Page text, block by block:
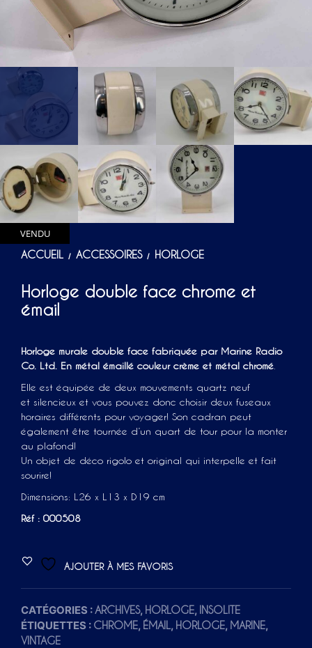
VENDU
ACCUEIL / ACCESSOIRES / HORLOGE
Horloge double face chrome et
émail
Horloge murale double face fabriquée par Marine Radio
Co. Ltd. En métal émaillé couleur crème et métal chromé.
Elle est équipée de deux mouvements quartz neuf
et silencieux et vous pouvez donc choisir deux fuseaux
horaires différents pour voyager! Son cadran peut
également être tournée d’un quart de tour pour la monter
au plafond!
Un objet de déco rigolo et original qui interpelle et fait
sourire!
Dimensions: L26 x L13 x D19 cm
Réf : 000508
AJOUTER À MES FAVORIS
CATÉGORIES :ARCHIVES, HORLOGE, INSOLITE
ÉTIQUETTES : CHROME, ÉMAIL, HORLOGE, MARINE,
VINTAGE